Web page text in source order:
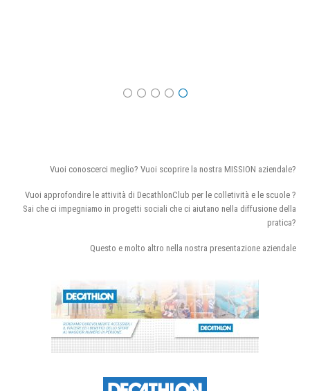
Vuoi conoscerci meglio? Vuoi scoprire la nostra MISSION aziendale?
Vuoi approfondire le attività di DecathlonClub per le colletività e le scuole ?
Sai che ci impegniamo in progetti sociali che ci aiutano nella diffusione della
pratica?
Questo e molto altro nella nostra presentazione aziendale